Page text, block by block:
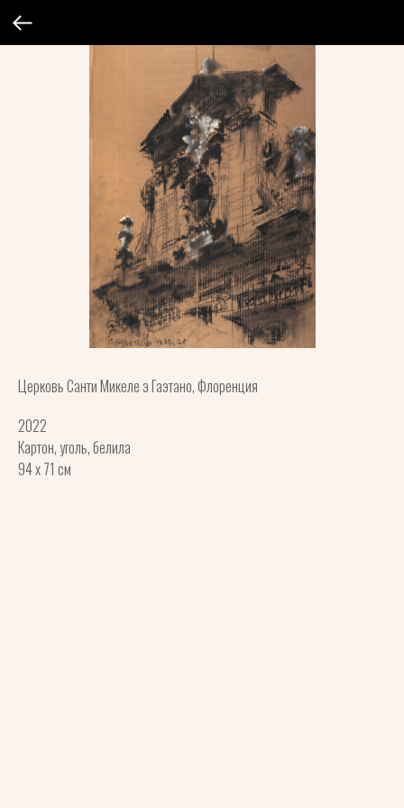
Церковь Санти Микеле э Гаэтано, Флоренция
2022
Картон, уголь, белила
94 x 71 см